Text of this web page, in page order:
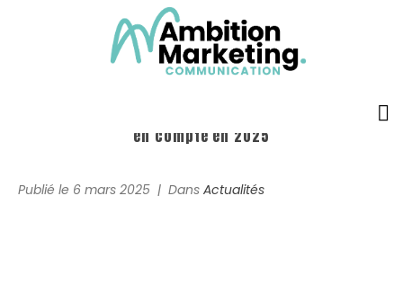
L’agence
Algorithme Instagram : les critères clés à prendre
en compte en 2025
Publié le 6 mars 2025 Dans Actualités